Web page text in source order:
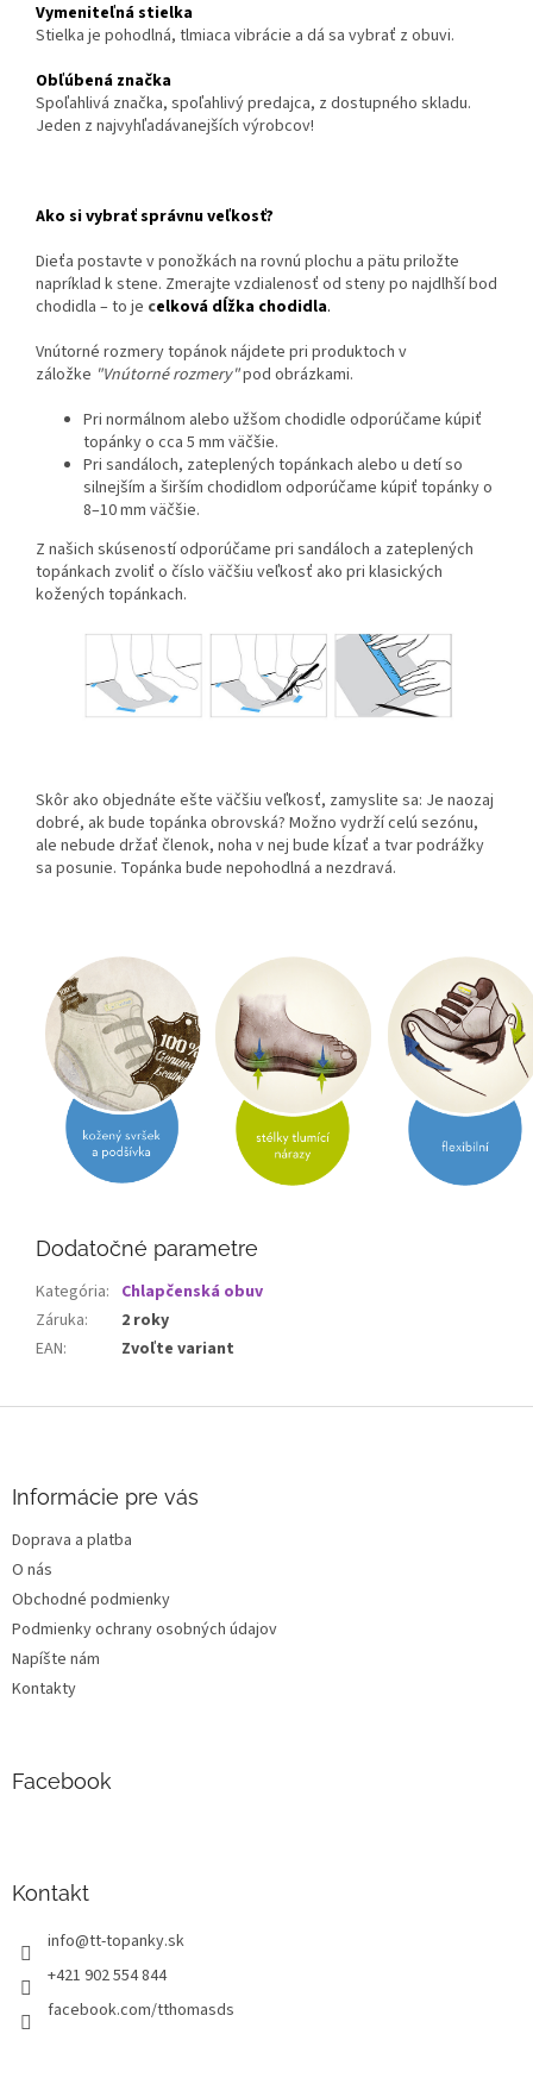
Vymeniteľná stielka
Stielka je pohodlná, tlmiaca vibrácie a dá sa vybrať z obuvi.
Obľúbená značka
Spoľahlivá značka, spoľahlivý predajca, z dostupného skladu.
Jeden z najvyhľadávanejších výrobcov!
Ako si vybrať správnu veľkosť?
Dieťa postavte v ponožkách na rovnú plochu a pätu priložte
napríklad k stene. Zmerajte vzdialenosť od steny po najdlhší bod
chodidla – to je celková dĺžka chodidla.
Vnútorné rozmery topánok nájdete pri produktoch v
záložke "Vnútorné rozmery"pod obrázkami.
Pri normálnom alebo užšom chodidle odporúčame kúpiť
topánky o cca 5 mm väčšie.
Pri sandáloch, zateplených topánkach alebo u detí so
silnejším a širším chodidlom odporúčame kúpiť topánky o
8–10 mm väčšie.
Z našich skúseností odporúčame pri sandáloch a zateplených
topánkach zvoliť o číslo väčšiu veľkosť ako pri klasických
kožených topánkach.
Skôr ako objednáte ešte väčšiu veľkosť, zamyslite sa: Je naozaj
dobré, ak bude topánka obrovská? Možno vydrží celú sezónu,
ale nebude držať členok, noha v nej bude kĺzať a tvar podrážky
sa posunie. Topánka bude nepohodlná a nezdravá.
Dodatočné parametre
Kategória: Chlapčenská obuv
Záruka:
2 roky
EAN: Zvoľte variant
e
Informácie pre vás
Doprava a platba
O nás
Obchodné podmienky
Podmienky ochrany osobných údajov
Napíšte nám
Kontakty
Facebook
Kontakt
info@tt-topanky.sk
+421 902 554 844
facebook.com/tthomasds